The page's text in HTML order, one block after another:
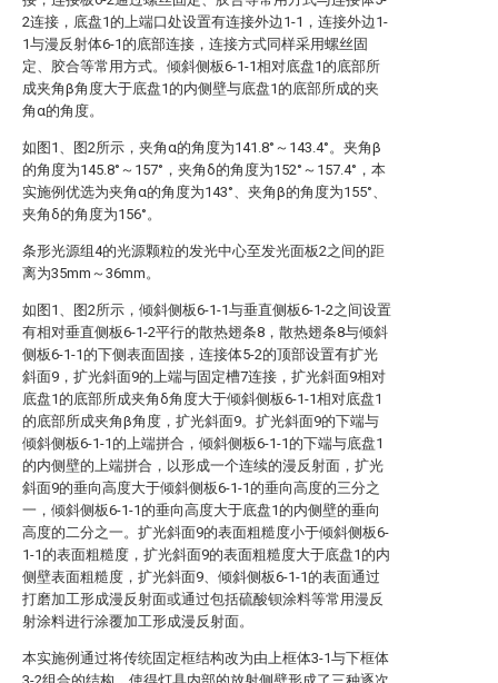
2连接，底盘1的上端口处设置有连接外边1-1，连接外边1-
1与漫反射体6-1的底部连接，连接方式同样采用螺丝固
定、胶合等常用方式。倾斜侧板6-1-1相对底盘1的底部所
成夹角β角度大于底盘1的内侧壁与底盘1的底部所成的夹
角α的角度。
如图1、图2所示，夹角α的角度为141.8°～143.4°。夹角β
的角度为145.8°～157°，夹角δ的角度为152°～157.4°，本
实施例优选为夹角α的角度为143°、夹角β的角度为155°、
夹角δ的角度为156°。
条形光源组4的光源颗粒的发光中心至发光面板2之间的距
离为35mm～36mm。
如图1、图2所示，倾斜侧板6-1-1与垂直侧板6-1-2之间设置
有相对垂直侧板6-1-2平行的散热翅条8，散热翅条8与倾斜
侧板6-1-1的下侧表面固接，连接体5-2的顶部设置有扩光
斜面9，扩光斜面9的上端与固定槽7连接，扩光斜面9相对
底盘1的底部所成夹角δ角度大于倾斜侧板6-1-1相对底盘1
的底部所成夹角β角度，扩光斜面9。扩光斜面9的下端与
倾斜侧板6-1-1的上端拼合，倾斜侧板6-1-1的下端与底盘1
的内侧壁的上端拼合，以形成一个连续的漫反射面，扩光
斜面9的垂向高度大于倾斜侧板6-1-1的垂向高度的三分之
一，倾斜侧板6-1-1的垂向高度大于底盘1的内侧壁的垂向
高度的二分之一。扩光斜面9的表面粗糙度小于倾斜侧板6-
1-1的表面粗糙度，扩光斜面9的表面粗糙度大于底盘1的内
侧壁表面粗糙度，扩光斜面9、倾斜侧板6-1-1的表面通过
打磨加工形成漫反射面或通过包括硫酸钡涂料等常用漫反
射涂料进行涂覆加工形成漫反射面。
本实施例通过将传统固定框结构改为由上框体3-1与下框体